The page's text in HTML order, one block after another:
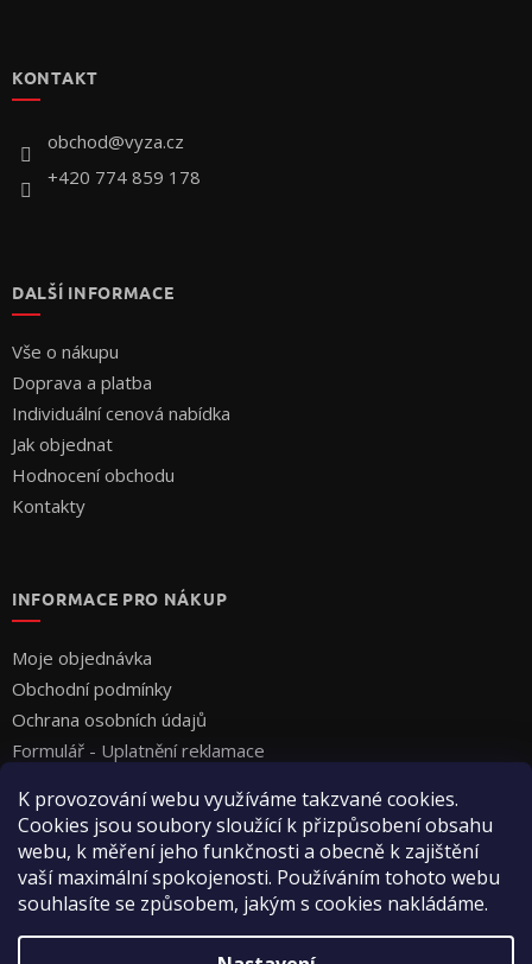
K provozování webu využíváme takzvané cookies.
Cookies jsou soubory sloužící k přizpůsobení obsahu
webu, k měření jeho funkčnosti a obecně k zajištění
vaší maximální spokojenosti. Používáním tohoto webu
souhlasíte se způsobem, jakým s cookies nakládáme.
KONTAKT
obchod@vyza.cz
+420 774 859 178
DALŠÍ INFORMACE
Vše o nákupu
Doprava a platba
Individuální cenová nabídka
Jak objednat
Hodnocení obchodu
Kontakty
INFORMACE PRO NÁKUP
Moje objednávka
Obchodní podmínky
Ochrana osobních údajů
Formulář - Uplatnění reklamace
Vytvořil Shoptet